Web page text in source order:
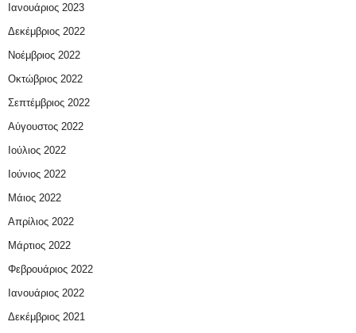
Ιανουάριος 2023
Δεκέμβριος 2022
Νοέμβριος 2022
Οκτώβριος 2022
Σεπτέμβριος 2022
Αύγουστος 2022
Ιούλιος 2022
Ιούνιος 2022
Μάιος 2022
Απρίλιος 2022
Μάρτιος 2022
Φεβρουάριος 2022
Ιανουάριος 2022
Δεκέμβριος 2021